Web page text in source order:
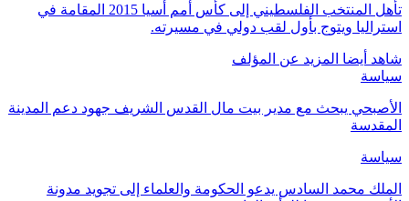
تأهل المنتخب الفلسطيني إلى كأس أمم أسيا 2015 المقامة في
استراليا ويتوج بأول لقب دولي في مسيرته.
شاهد أيضا المزيد عن المؤلف
سياسة
الأصبحي يبحث مع مدير بيت مال القدس الشريف جهود دعم المدينة
المقدسة
سياسة
الملك محمد السادس يدعو الحكومة والعلماء إلى تجويد مدونة